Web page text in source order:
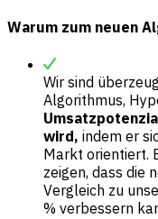
Warum zum neuen
Wir sind
Algorithmus,
wird, indem er
Markt orientiert.
zeigen, dass die
Vergleich zu
% verbessern